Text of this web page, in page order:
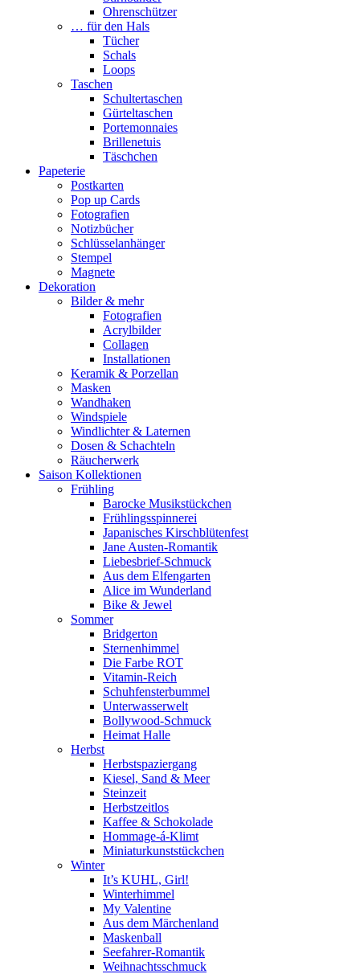
Ohrenschützer
… für den Hals
Tücher
Schals
Loops
Taschen
Schultertaschen
Gürteltaschen
Portemonnaies
Brillenetuis
Täschchen
Papeterie
Postkarten
Pop up Cards
Fotografien
Notizbücher
Schlüsselanhänger
Stempel
Magnete
Dekoration
Bilder & mehr
Fotografien
Acrylbilder
Collagen
Installationen
Keramik & Porzellan
Masken
Wandhaken
Windspiele
Windlichter & Laternen
Dosen & Schachteln
Räucherwerk
Saison Kollektionen
Frühling
Barocke Musikstückchen
Frühlingsspinnerei
Japanisches Kirschblütenfest
Jane Austen-Romantik
Liebesbrief-Schmuck
Aus dem Elfengarten
Alice im Wunderland
Bike & Jewel
Sommer
Bridgerton
Sternenhimmel
Die Farbe ROT
Vitamin-Reich
Schuhfensterbummel
Unterwasserwelt
Bollywood-Schmuck
Heimat Halle
Herbst
Herbstspaziergang
Kiesel, Sand & Meer
Steinzeit
Herbstzeitlos
Kaffee & Schokolade
Hommage-á-Klimt
Miniaturkunststückchen
Winter
It’s KUHL, Girl!
Winterhimmel
My Valentine
Aus dem Märchenland
Maskenball
Seefahrer-Romantik
Weihnachtsschmuck